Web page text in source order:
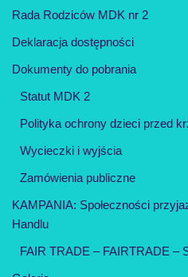
Rada Rodziców MDK nr 2
Deklaracja dostępności
Dokumenty do pobrania
Statut MDK 2
Polityka ochrony dzieci przed
Wycieczki i wyjścia
Zamówienia publiczne
KAMPANIA: Społeczności
Handlu
FAIR TRADE – FAIRTRADE –